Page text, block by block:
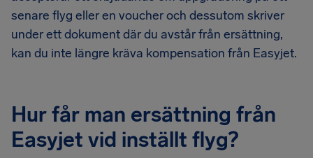
senare flyg eller en voucher och dessutom skriver
under ett dokument där du avstår från ersättning,
kan du inte längre kräva kompensation från Easyjet.
Hur får man ersättning från
Easyjet vid inställt flyg?